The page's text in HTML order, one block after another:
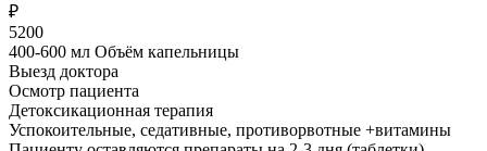
₽
5200
400-600 мл Объём капельницы
Выезд доктора
Осмотр пациента
Детоксикационная терапия
Успокоительные, седативные, противорвотные +витамины